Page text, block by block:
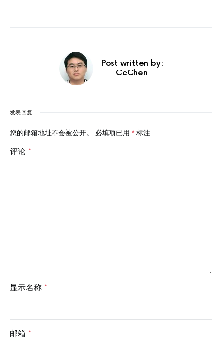
Post written by:
CcChen
发表回复
您的邮箱地址不会被公开。 必填项已用 * 标注
评论 *
显示名称 *
邮箱 *